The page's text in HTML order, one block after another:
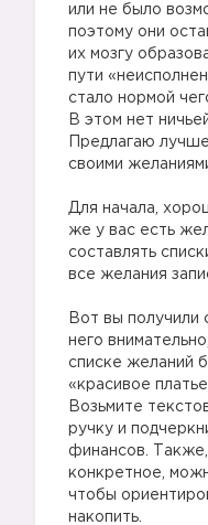
или не было
поэтому они
их мозгу
пути
стало нормой
В этом нет
Предлагаю
своими
Для начала,
же у вас есть
составлять
все желания
Вот вы получили
него
списке желаний
«красивое
Возьмите
ручку и
финансов.
конкретное,
чтобы
накопить.